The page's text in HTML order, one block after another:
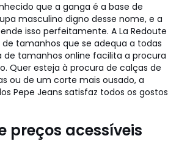
que a ganga é a base de
masculino digno desse nome, e a
isso perfeitamente. A La Redoute
tamanhos que se adequa a todas
de tamanhos online facilita a procura
Quer esteja à procura de calças de
ou de um corte mais ousado, a
Pepe Jeans satisfaz todos os gostos
preços acessíveis